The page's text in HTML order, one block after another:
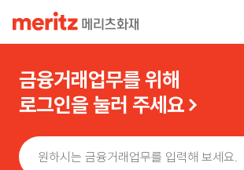
금융거래업무를 위해
로그인을 눌러 주세요